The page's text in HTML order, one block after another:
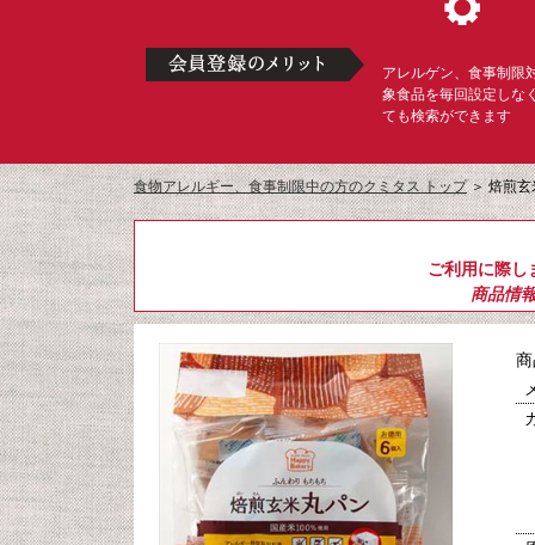
アレルゲン、食事制限
象食品を毎回設定しな
ても検索ができます
食物アレルギー、食事制限中の方のクミタス トップ＞焙煎玄
ご利用に際し
商品情